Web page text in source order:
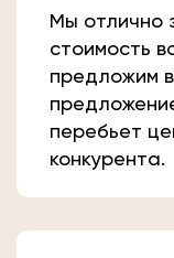
Мы отлично
стоимость
предложим
перебьет
конкурента.